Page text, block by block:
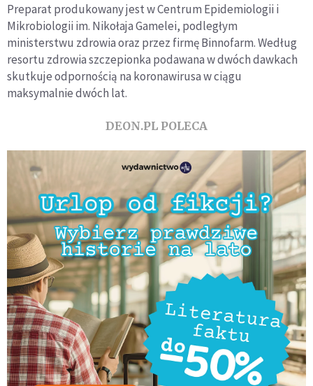
Preparat produkowany jest w Centrum Epidemiologii i
Mikrobiologii im. Nikołaja Gamelei, podległym
ministerstwu zdrowia oraz przez firmę Binnofarm. Według
resortu zdrowia szczepionka podawana w dwóch dawkach
skutkuje odpornością na koronawirusa w ciągu
maksymalnie dwóch lat.
DEON.PL POLECA